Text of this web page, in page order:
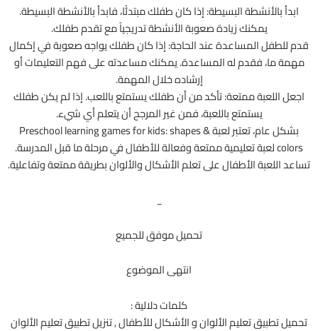
ابدأ بالأنشطة البسيطة: إذا كان طفلك مبتدئًا، فابدأ بالأنشطة البسيطة.
يمكنك زيادة صعوبة الأنشطة تدريجياً مع تقدم طفلك.
قدم للطفل المساعدة عند الحاجة: إذا كان طفلك يواجه صعوبة في إكمال
مهمة ما، فقدم له المساعدة. يمكنك مساعدته على فهم التعليمات أو
إرشاده خلال المهمة.
اجعل اللعبة ممتعة: تأكد من أن طفلك يستمتع باللعب. إذا لم يكن طفلك
يستمتع باللعبة، فمن غير المرجح أن يتعلم أي شيء.
بشكل عام، تعتبر لعبة Preschool learning games for kids: shapes &
colors لعبة تعليمية ممتعة وفعالة للأطفال في مرحلة ما قبل المدرسة.
تساعد اللعبة الأطفال على تعلم الأشكال والألوان بطريقة ممتعة وتفاعلية.
_
تحميل موفق للجميع
انتهى الموضوع
كلمات دلالية :
تحميل تطبيق تعليم الألوان و الأشكال للأطفال , تنزيل تطبيق تعليم الألوان